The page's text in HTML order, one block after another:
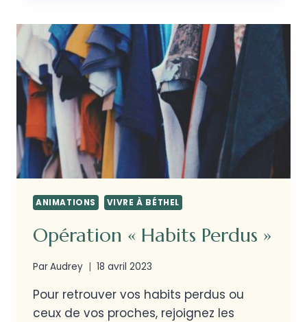
ANIMATIONS VIVRE À BÉTHEL
Opération « Habits Perdus »
ParAudrey 18 avril 2023
Pour retrouver vos habits perdus ou
ceux de vos proches, rejoignez les